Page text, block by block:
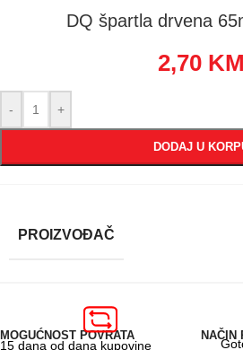
DQ špartla drvena
2,70 KM
- +
DODAJ U
PROIZVOĐAČ
MOGUĆNOST POVRATA
15 dana od dana kupovine
NAČIN